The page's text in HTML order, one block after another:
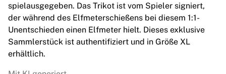
Charlotte Hornets
Chicago Bulls
LA Clippers
Portland Trail Blazers
Virtus Bologna
spielausgegeben. Das Trikot ist vom Spieler signiert,
der während des Elfmeterschießens bei diesem 1:1-
Unentschieden einen Elfmeter hielt. Dieses exklusive
Sammlerstück ist authentifiziert und in Größe XL
erhältlich.